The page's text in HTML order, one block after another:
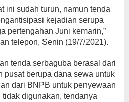
ini sudah turun, namun tenda
kejadian serupa
pertengahan Juni kemarin,”
telepon, Senin (19/7/2021).
tenda serbaguba berasal dari
pusat berupa dana sewa untuk
dari BNPB untuk penyewaan
digunakan, tendanya